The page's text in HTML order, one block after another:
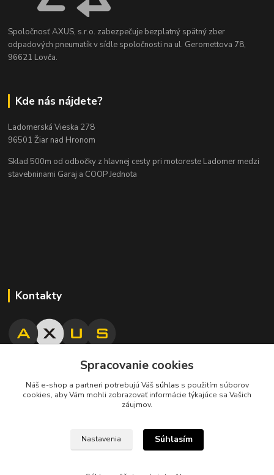
Spoločnosť AXUS, s.r.o. zabezpečuje bezplatný spätný zber
odpadových pneumatík v sídle spoločnosti na ul. Geromettova 78,
96621 Lovča.
Kde nás nájdete?
Ladomerská Vieska 278
96501 Žiar nad Hronom
Sklad 500m od odbočky z hlavnej cesty pri motoreste Ladomer medzi
stavebninami Garaj a COOP Jednota
Kontakty
axuspneu@gmail.com
Spracovanie cookies
Náš e-shop a partneri potrebujú Váš súhlas s použitím súborov
cookies, aby Vám mohli zobrazovať informácie týkajúce sa Vašich
záujmov.
Nastavenia Súhlasím